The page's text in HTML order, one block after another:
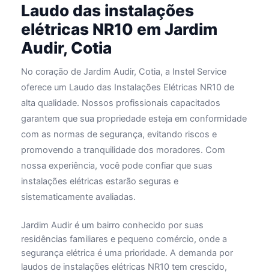
Laudo das instalações
elétricas NR10 em Jardim
Audir, Cotia
No coração de Jardim Audir, Cotia, a Instel Service
oferece um Laudo das Instalações Elétricas NR10 de
alta qualidade. Nossos profissionais capacitados
garantem que sua propriedade esteja em conformidade
com as normas de segurança, evitando riscos e
promovendo a tranquilidade dos moradores. Com
nossa experiência, você pode confiar que suas
instalações elétricas estarão seguras e
sistematicamente avaliadas.
Jardim Audir é um bairro conhecido por suas
residências familiares e pequeno comércio, onde a
segurança elétrica é uma prioridade. A demanda por
laudos de instalações elétricas NR10 tem crescido,